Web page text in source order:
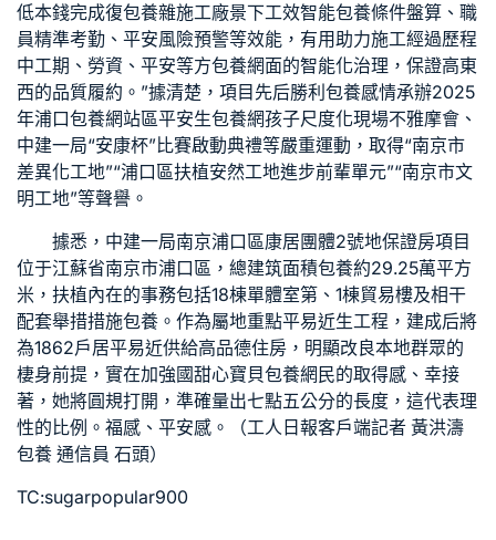
低本錢完成復包養雜施工廠景下工效智能包養條件盤算、職
員精準考勤、平安風險預警等效能，有用助力施工經過歷程
中工期、勞資、平安等方包養網面的智能化治理，保證高東
西的品質履約。”據清楚，項目先后勝利 包養感情承辦2025
年浦口包養網站區平安生包養網孩子尺度化現場不雅摩會、
中建一局“安康杯”比賽啟動典禮等嚴重運動，取得“南京市
差異化工地”“浦口區扶植安然工地進步前輩單元”“南京市文
明工地”等聲譽。
據悉，中建一局南京浦口區康居團體2號地保證房項目
位于江蘇省南京市浦口區，總建筑面積包養約29.25萬平方
米，扶植內在的事務包括18棟單體室第、1棟貿易樓及相干
配套舉措措施包養 。作為屬地重點平易近生工程，建成后將
為1862戶居平易近供給高品德住房，明顯改良本地群眾的
棲身前提，實在加強國甜心寶貝包養網 民的取得感、幸接
著，她將圓規打開，準確量出七點五公分的長度，這代表理
性的比例。福感、平安感。（工人日報客戶端記者 黃洪濤
包養 通信員 石頭）
TC:sugarpopular900